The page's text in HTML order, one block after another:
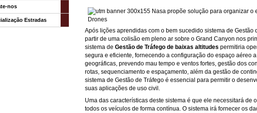
Após lições aprendidas com o bem sucedido sistema de Gestão
partir de uma colisão em pleno ar sobre o Grand Canyon nos
sistema de Gestão de Tráfego de baixas altitudes permitiria
segura e eficiente, fornecendo a configuração do espaço aéreo
geográficas, prevendo mau tempo e ventos fortes, gestão dos
rotas, sequenciamento e espaçamento, além da gestão de
sistema de Gestão de Tráfego é essencial para permitir o
suas aplicações de uso civil.
Uma das características deste sistema é que ele necessitará de
todos os veículos de forma contínua. O sistema irá fornecer os
nos
Estradas